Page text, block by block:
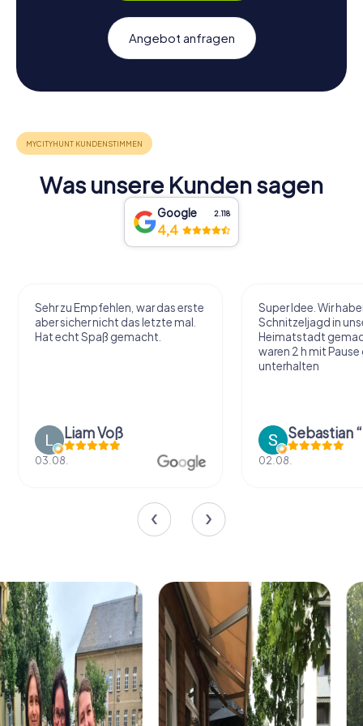
Angebot anfragen
Was unsere Kunden sagen
Google 2.118
4,4
Sehr zu Empfehlen, war das erste
aber sicher nicht das letzte mal.
Hat echt Spaß gemacht.
Liam Voß
03.08.
Super Idee. Wir
Schnitzeljagd in
Heimatstadt
waren 2 h mit
unterhalten
02.08.